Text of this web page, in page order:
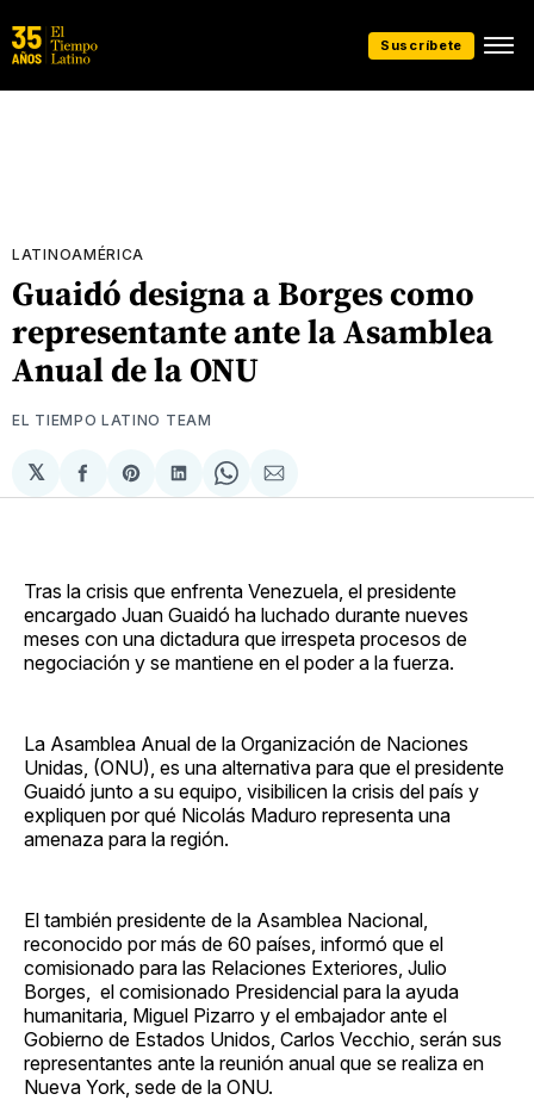
Suscríbete
LATINOAMÉRICA
Guaidó designa a Borges como
representante ante la Asamblea
Anual de la ONU
EL TIEMPO LATINO TEAM
𝕏
Compartir
en
Share
on
Compartir
en
Share
on
Compartir
via
Tras la crisis que enfrenta Venezuela, el presidente
encargado Juan Guaidó ha luchado durante nueves
meses con una dictadura que irrespeta procesos de
negociación y se mantiene en el poder a la fuerza.
La Asamblea Anual de la Organización de Naciones
Unidas, (ONU), es una alternativa para que el presidente
Guaidó junto a su equipo, visibilicen la crisis del país y
expliquen por qué Nicolás Maduro representa una
amenaza para la región.
El también presidente de la Asamblea Nacional,
reconocido por más de 60 países, informó que el
comisionado para las Relaciones Exteriores, Julio
Borges, el comisionado Presidencial para la ayuda
humanitaria, Miguel Pizarro y el embajador ante el
Gobierno de Estados Unidos, Carlos Vecchio, serán sus
representantes ante la reunión anual que se realiza en
Nueva York, sede de la ONU.